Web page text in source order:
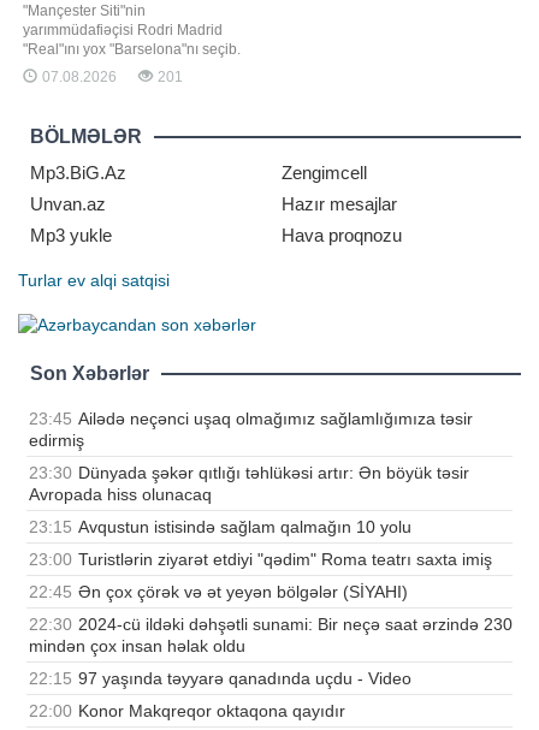
"Mançester Siti"nin
yarımmüdafiəçisi Rodri Madrid
"Real"ını yox "Barselona"nı seçib.
xəbər verir ki, onun "Real"a
keçidinin ilkin razılaşmaya
məlum olub. Qeyd olunur ki, Rodri
"Real"la sövdələşməyə 100 faiz razı
olub. "Siti"
07.08.2026 201
BÖLMƏLƏR
Mp3.BiG.Az
Zengimcell
Unvan.az
Hazır mesajlar
Mp3 yukle
Hava proqnozu
Turlar ev alqi satqisi
Son Xəbərlər
23:45 Ailədə neçənci uşaq olmağımız sağlamlığımıza təsir
edirmiş
23:30 Dünyada şəkər qıtlığı təhlükəsi artır: Ən böyük təsir
Avropada hiss olunacaq
23:15 Avqustun istisində sağlam qalmağın 10 yolu
23:00 Turistlərin ziyarət etdiyi "qədim" Roma teatrı saxta imiş
22:45 Ən çox çörək və ət yeyən bölgələr (SİYAHI)
22:30 2024-cü ildəki dəhşətli sunami: Bir neçə saat ərzində 230
mindən çox insan həlak oldu
22:15 97 yaşında təyyarə qanadında uçdu - Video
22:00 Konor Makqreqor oktaqona qayıdır